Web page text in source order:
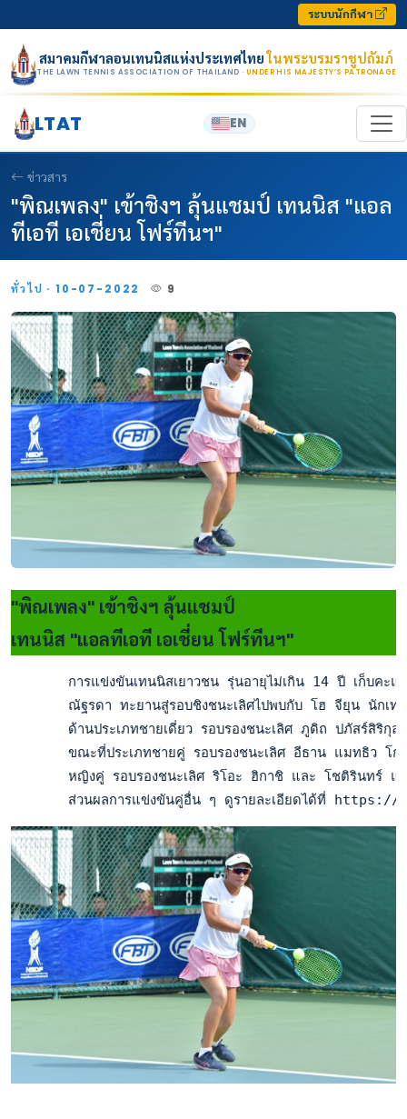
ระบบนักกีฬา
สมาคมกีฬาลอนเทนนิสแห่งประเทศไทยในพระบรมราชูปถัมภ์
THE LAWN TENNIS ASSOCIATION OF THAILAND · UNDER HIS MAJESTY’S PATRONAGE
LTAT EN
ข่าวสาร
"พิณเพลง" เข้าชิงฯ ลุ้นแชมป์ เทนนิส "แอล
ทีเอที เอเชี่ยน โฟร์ทีนฯ"
ทั่วไป · 10-07-2022 9
"พิณเพลง" เข้าชิงฯ ลุ้นแชมป์
เทนนิส "แอลทีเอที เอเชี่ยน โฟร์ทีนฯ"
การแข่งขันเทนนิสเยาวชน รุ่นอายุไม่เกิน 14 ปี เก็บคะ
ณัฐรดา ทะยานสู่รอบชิงชนะเลิศไปพบกับ โฮ จียุน นักเ
ด้านประเภทชายเดี่ยว รอบรองชนะเลิศ ภูดิถ ปภัสร์สิริกุ
ขณะที่ประเภทชายคู่ รอบรองชนะเลิศ อีธาน แมทธิว โ
หญิงคู่ รอบรองชนะเลิศ ริโอะ ฮิกาชิ และ โชติรินทร์
ส่วนผลการแข่งขันคู่อื่น ๆ ดูรายละเอียดได้ที่